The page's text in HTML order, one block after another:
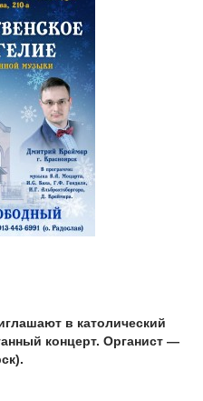
в католический
концерт. Органист —